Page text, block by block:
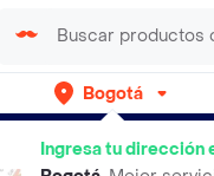
Bogotá
Ingresa tu dirección
envíos gratis por semanas